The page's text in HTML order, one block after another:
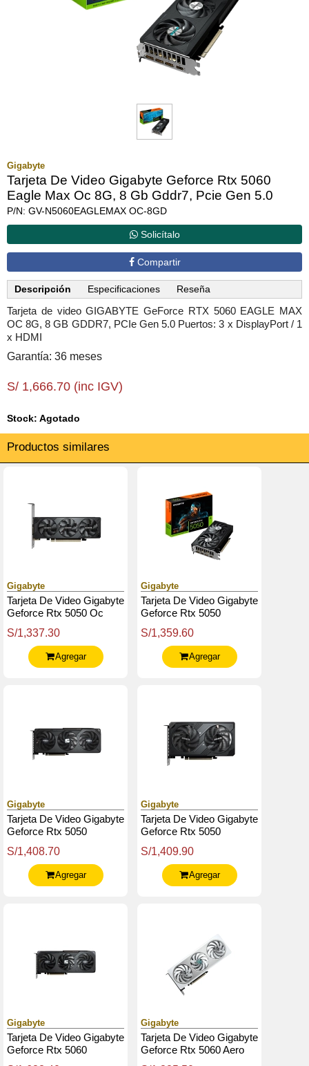
Gigabyte
Tarjeta De Video Gigabyte Geforce Rtx 5060
Eagle Max Oc 8G, 8 Gb Gddr7, Pcie Gen 5.0
P/N: GV-N5060EAGLEMAX OC-8GD
Solicítalo
Compartir
Descripción Especificaciones Reseña
Tarjeta de video GIGABYTE GeForce RTX 5060 EAGLE MAX
OC 8G, 8 GB GDDR7, PCIe Gen 5.0 Puertos: 3 x DisplayPort / 1
x HDMI
Garantía: 36 meses
S/ 1,666.70 (inc IGV)
Stock: Agotado
Productos similares
Gigabyte
Tarjeta De Video Gigabyte
Geforce Rtx 5050 Oc
Gddr6, Pcie Gen 5.0
S/1,337.30
Agregar
Gigabyte
Tarjeta De Video Gigabyte
Geforce Rtx 5050
8Gb Gddr6, Pcie 5.0
S/1,359.60
Agregar
Gigabyte
Tarjeta De Video Gigabyte
Geforce Rtx 5050
Gddr6, Pcie Gen 5.0
S/1,408.70
Agregar
Gigabyte
Tarjeta De Video Gigabyte
Geforce Rtx 5050
Gddr6, Pcie Gen 5.0
S/1,409.90
Agregar
Gigabyte
Tarjeta De Video Gigabyte
Geforce Rtx 5060
Gigabyte
Tarjeta De Video Gigabyte
Geforce Rtx 5060 Aero